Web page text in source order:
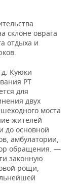
склоне оврага
отдыха и
д. Куюки
РТ
для
двух
моста
жителей
до основной
амбулатории,
обращения. —
законную
рощи,